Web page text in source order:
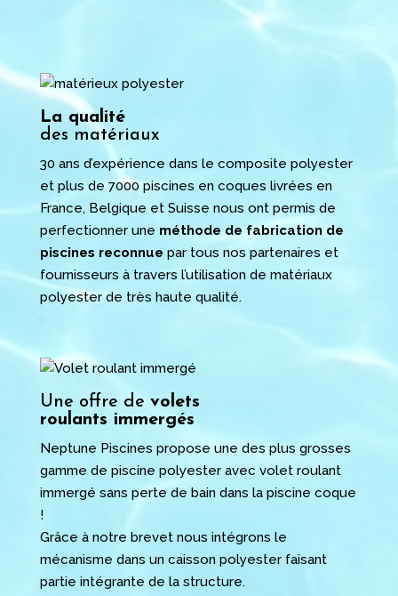
La qualité
des matériaux
30 ans d’expérience dans le composite polyester
et plus de 7000 piscines en coques livrées en
France, Belgique et Suisse nous ont permis de
perfectionner une méthode de fabrication de
piscines reconnue par tous nos partenaires et
fournisseurs à travers l’utilisation de matériaux
polyester de très haute qualité.
Une offre de volets
roulants immergés
Neptune Piscines propose une des plus grosses
gamme de piscine polyester avec volet roulant
immergé sans perte de bain dans la piscine coque
!
Grâce à notre brevet nous intégrons le
mécanisme dans un caisson polyester faisant
partie intégrante de la structure.